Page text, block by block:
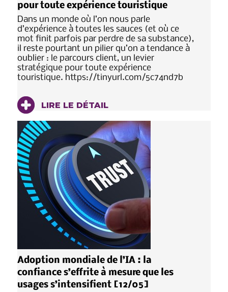
pour toute expérience touristique
Dans un monde où l’on nous parle
d’expérience à toutes les sauces (et où ce
mot finit parfois par perdre de sa substance),
il reste pourtant un pilier qu’on a tendance à
oublier : le parcours client, un levier
stratégique pour toute expérience
touristique. https://tinyurl.com/5c74nd7b
LIRE LE DÉTAIL
Adoption mondiale de l’IA : la
confiance s’effrite à mesure que les
usages s’intensifient [12/05]